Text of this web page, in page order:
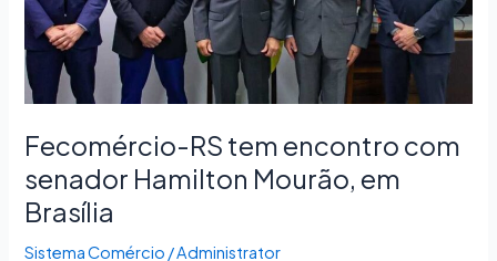
Fecomércio-RS tem encontro com
senador Hamilton Mourão, em
Brasília
Sistema Comércio /Administrator
senador
Hamilton
Mourão,
em